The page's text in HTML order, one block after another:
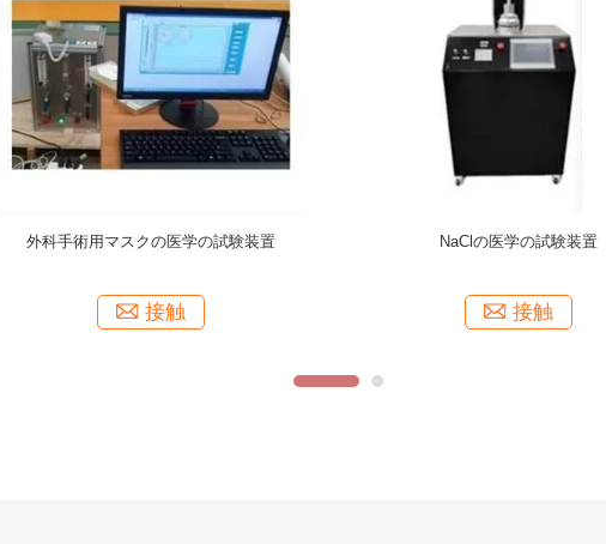
ISO 80369は7 C.4 C.6 Luer硬度の鋼鉄から成
接触
使い捨て可能な外科手術用マス
接触